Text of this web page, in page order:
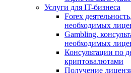
Услуги для IT-бизнеса
Forex
необходимых
Gambling,
необходимых
Консультации по
криптовалютами
Получение